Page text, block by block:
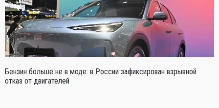
Бензин больше не в моде: в России зафиксирован взрывной
отказ от двигателей